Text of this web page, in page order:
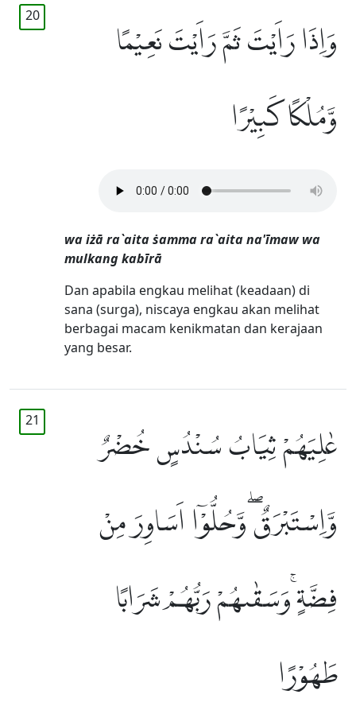
20
وَاِذَا رَاَيْتَ ثَمَّ رَاَيْتَ نَعِيْمًا
وَّمُلْكًا كَبِيْرًا
wa iżā ra`aita ṡamma ra`aita na'īmaw wa
mulkang kabīrā
Dan apabila engkau melihat (keadaan) di
sana (surga), niscaya engkau akan melihat
berbagai macam kenikmatan dan kerajaan
yang besar.
21
عٰلِيَهُمْ ثِيَابُ سُنْدُسٍ خُضْرٌ
وَّاِسْتَبْرَقٌۖ وَّحُلُّوْٓا اَسَاوِرَ مِنْ
فِضَّةٍۚ وَسَقٰىهُمْ رَبُّهُمْ شَرَابًا
طَهُوْرًا